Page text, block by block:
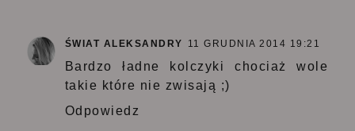
ŚWIAT ALEKSANDRY 11 GRUDNIA 2014 19:21
Bardzo ładne kolczyki chociaż wole
takie które nie zwisają ;)
Odpowiedz